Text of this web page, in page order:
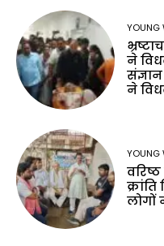
YOUNG
ने
ने
YOUNG
लोगों